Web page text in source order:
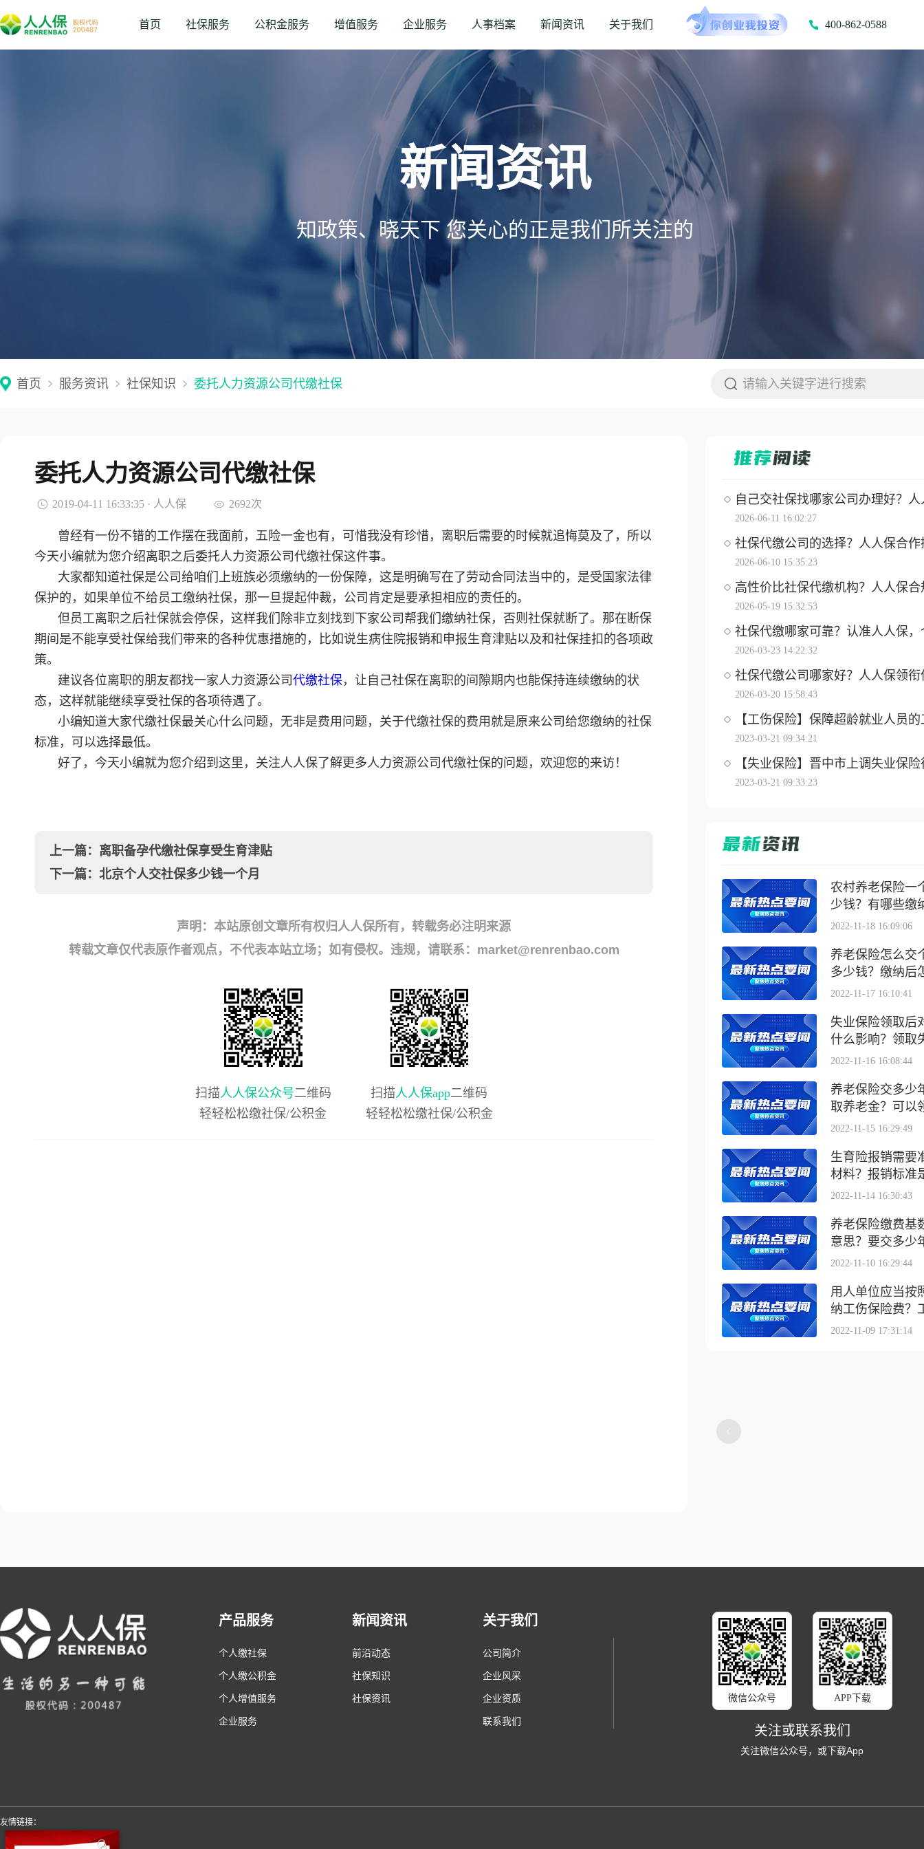
首页 社保服务 公积金服务 增值服务 企业服务 人事档案 新闻资讯 关于我们 400-862-0588
新闻资讯
知政策、晓天下 您关心的正是我们所关注的
首页 服务资讯 社保知识 委托人力资源公司代缴社保
委托人力资源公司代缴社保
2019-04-11 16:33:35 · 人人保 2692次
曾经有一份不错的工作摆在我面前，五险一金也有，可惜我没有珍惜，离职后需要的时候就追悔莫及了，所以
今天小编就为您介绍离职之后委托人力资源公司代缴社保这件事。
大家都知道社保是公司给咱们上班族必须缴纳的一份保障，这是明确写在了劳动合同法当中的，是受国家法律
保护的，如果单位不给员工缴纳社保，那一旦提起仲裁，公司肯定是要承担相应的责任的。
但员工离职之后社保就会停保，这样我们除非立刻找到下家公司帮我们缴纳社保，否则社保就断了。那在断保
期间是不能享受社保给我们带来的各种优惠措施的，比如说生病住院报销和申报生育津贴以及和社保挂扣的各项政
策。
建议各位离职的朋友都找一家人力资源公司代缴社保，让自己社保在离职的间隙期内也能保持连续缴纳的状
态，这样就能继续享受社保的各项待遇了。
小编知道大家代缴社保最关心什么问题，无非是费用问题，关于代缴社保的费用就是原来公司给您缴纳的社保
标准，可以选择最低。
好了，今天小编就为您介绍到这里，关注人人保了解更多人力资源公司代缴社保的问题，欢迎您的来访！
上一篇： 离职备孕代缴社保享受生育津贴
下一篇： 北京个人交社保多少钱一个月
声明：本站原创文章所有权归人人保所有，转载务必注明来源
转载文章仅代表原作者观点，不代表本站立场；如有侵权。违规，请联系：market@renrenbao.com
扫描人人保公众号二维码
轻轻松松缴社保/公积金
扫描人人保app二维码
轻轻松松缴社保/公积金
自己交社保找哪家公司办理好？人
2026-06-11 16:02:27
社保代缴公司的选择？人人保合作
2026-06-10 15:35:23
高性价比社保代缴机构？人人保合
2026-05-19 15:32:53
社保代缴哪家可靠？认准人人保，
2026-03-23 14:22:32
社保代缴公司哪家好？人人保领衔
2026-03-20 15:58:43
【工伤保险】保障超龄就业人员
2023-03-21 09:34:21
【失业保险】晋中市上调失业保
2023-03-21 09:33:23
农村养老保险一
少钱？有哪些缴
2022-11-18 16:09:06
养老保险怎么交
多少钱？缴纳后
2022-11-17 16:10:41
失业保险领取后
什么影响？领取
2022-11-16 16:08:44
养老保险交多少
取养老金？可以
2022-11-15 16:29:49
生育险报销需要
材料？报销标准
2022-11-14 16:30:43
养老保险缴费基
意思？要交多少
2022-11-10 16:29:44
用人单位应当按
纳工伤保险费？
2022-11-09 17:31:14
产品服务
个人缴社保
个人缴公积金
个人增值服务
企业服务
新闻资讯
前沿动态
社保知识
社保资讯
关于我们
公司简介
企业风采
企业资质
联系我们
微信公众号 APP下载
关注或联系我们
关注微信公众号，或下载App
友情链接：